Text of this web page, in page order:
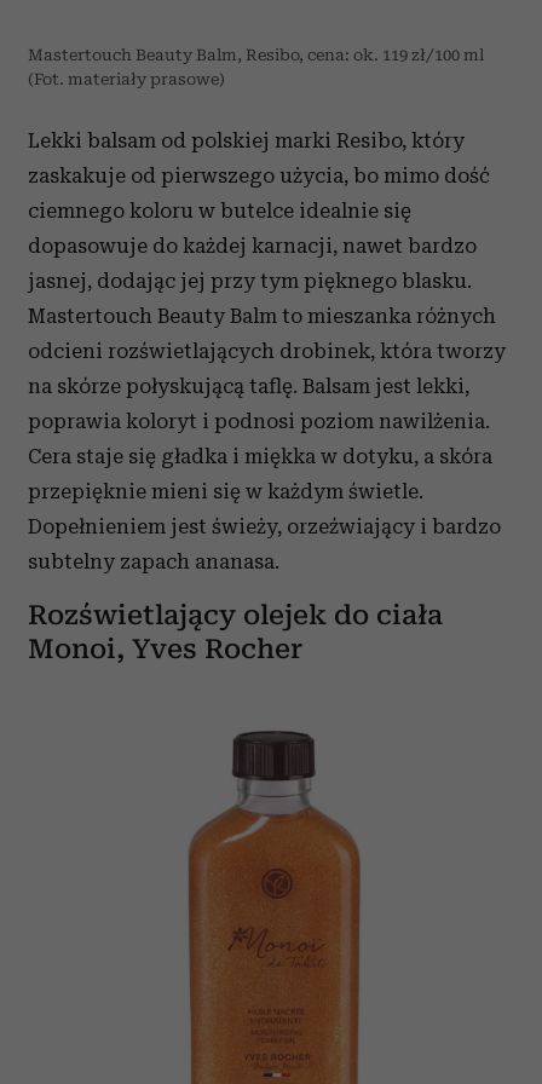
Mastertouch Beauty Balm, Resibo, cena: ok. 119 zł/100 ml
(Fot. materiały prasowe)
Lekki balsam od polskiej marki Resibo, który
zaskakuje od pierwszego użycia, bo mimo dość
ciemnego koloru w butelce idealnie się
dopasowuje do każdej karnacji, nawet bardzo
jasnej, dodając jej przy tym pięknego blasku.
Mastertouch Beauty Balm to mieszanka różnych
odcieni rozświetlających drobinek, która tworzy
na skórze połyskującą taflę. Balsam jest lekki,
poprawia koloryt i podnosi poziom nawilżenia.
Cera staje się gładka i miękka w dotyku, a skóra
przepięknie mieni się w każdym świetle.
Dopełnieniem jest świeży, orzeźwiający i bardzo
subtelny zapach ananasa.
Rozświetlający olejek do ciała
Monoi, Yves Rocher